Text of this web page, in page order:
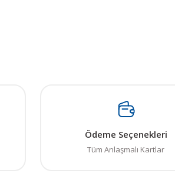
Ödeme Seçenekleri
Tüm Anlaşmalı Kartlar